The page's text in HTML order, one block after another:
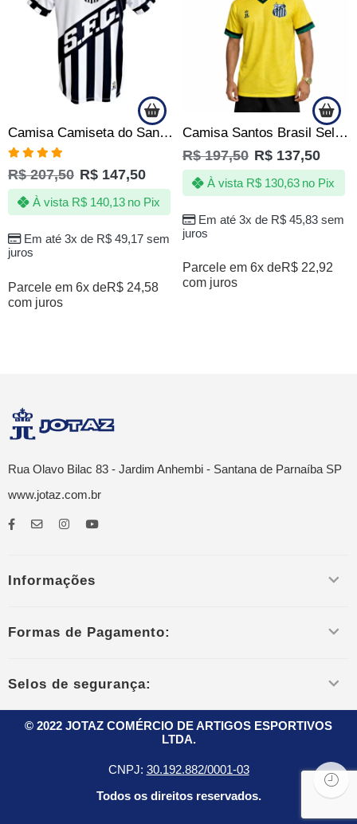
Camisa Camiseta do Santos – O Escudo Que Impõe Respeito – Oficial
Avaliação
4.80de 5
R$207,50 R$ 147,50
Em até 3x de R$49,17sem
juros
À vista R$140,13 no Pix
Parcele em 6x deR$ 24,58
com juros
Camisa Santos Brasil Seleção de Quebrada Brasileira Amarela
R$197,50 R$ 137,50
Em até 3x de R$45,83sem
juros
À vista R$130,63 no Pix
Parcele em 6x deR$ 22,92
com juros
Rua Olavo Bilac 83 - Jardim Anhembi - Santana de Parnaíba SP
www.jotaz.com.br
Informações
Formas de Pagamento:
Selos de segurança:
© 2022 JOTAZ COMÉRCIO DE ARTIGOS ESPORTIVOS
LTDA.
CNPJ: 30.192.882/0001-03
Todos os direitos reservados.